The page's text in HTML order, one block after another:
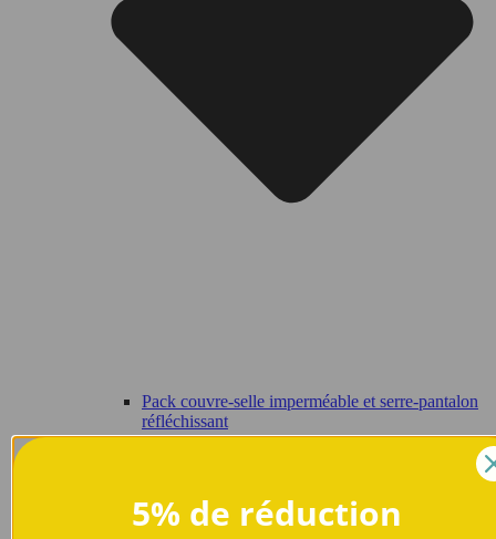
Pack couvre-selle imperméable et serre-pantalon
réfléchissant
Banane
5% de réduction